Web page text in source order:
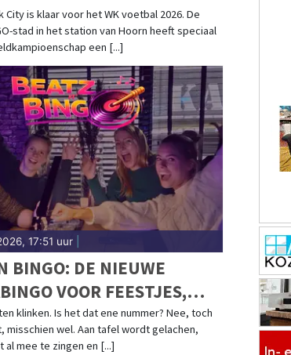
City is klaar voor het WK voetbal 2026. De
stad in het station van Hoorn heeft speciaal
een [...]
17:51 uur|
BINGO: DE NIEUWE
VOOR FEESTJES,
EN TEAMAVONDEN
klinken. Is het dat ene nummer? Nee, toch
misschien wel. Aan tafel wordt gelachen,
al mee te zingen en [...]